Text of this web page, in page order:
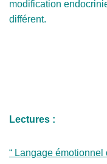
modification
différent.
Lectures :
“ Langage émotionnel